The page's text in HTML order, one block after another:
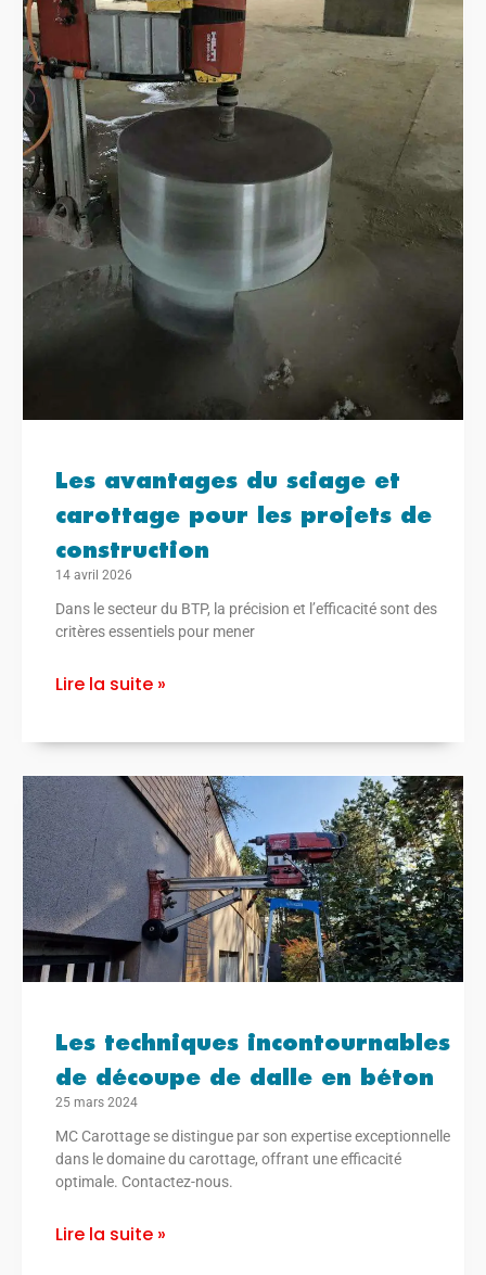
Les avantages du sciage et
carottage pour les projets de
construction
14 avril 2026
Dans le secteur du BTP, la précision et l’efficacité sont des
critères essentiels pour mener
Lire la suite »
Les techniques incontournables
de découpe de dalle en béton
25 mars 2024
MC Carottage se distingue par son expertise exceptionnelle
dans le domaine du carottage, offrant une efficacité
optimale. Contactez-nous.
Lire la suite »